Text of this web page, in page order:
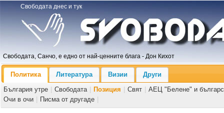
Свободата днес и тук
Свободата, Санчо, е едно от най-ценните блага - Дон Кихот
Политика Литература Визии
Други
България утре
Свободата Позиция Свят
АЕЦ "Белене" и
Очи в очи
Писма от другаде